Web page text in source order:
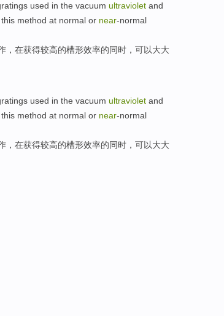
used in the vacuum ultraviolet and
method at normal or near-normal
， 在获得较高的槽形效率的同时，可以大大
used in the vacuum ultraviolet and
method at normal or near-normal
， 在获得较高的槽形效率的同时，可以大大